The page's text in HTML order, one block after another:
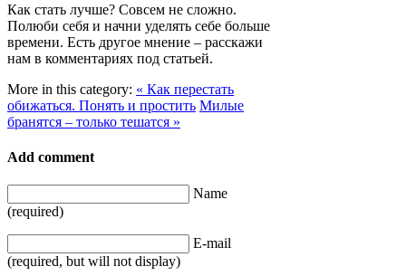
Как стать лучше? Совсем не сложно.
Полюби себя и начни уделять себе больше
времени. Есть другое мнение – расскажи
нам в комментариях под статьей.
More in this category: « Как перестать
обижаться. Понять и простить Милые
бранятся – только тешатся »
Add comment
Name
(required)
E-mail
(required, but will not display)